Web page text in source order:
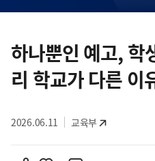
텐
츠
영
하나뿐인 예고, 학
리 학교가 다른 이
2026.06.11 교육부